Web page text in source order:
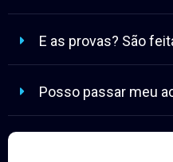
E as provas? São
Posso passar meu